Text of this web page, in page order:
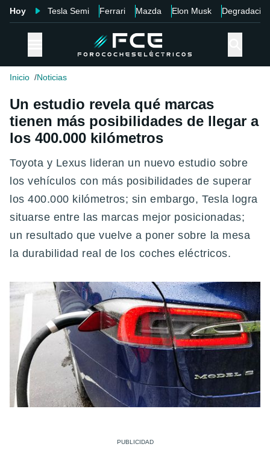
Hoy Tesla Semi Ferrari Mazda Elon Musk Degradación
Inicio Noticias
Un estudio revela qué marcas
tienen más posibilidades de llegar a
los 400.000 kilómetros
Toyota y Lexus lideran un nuevo estudio sobre
los vehículos con más posibilidades de superar
los 400.000 kilómetros; sin embargo, Tesla logra
situarse entre las marcas mejor posicionadas;
un resultado que vuelve a poner sobre la mesa
la durabilidad real de los coches eléctricos.